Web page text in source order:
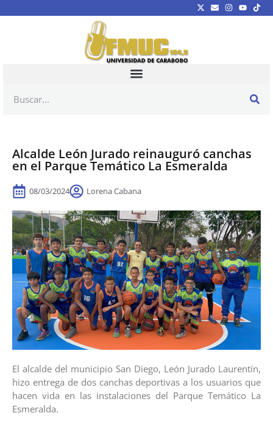
Alcalde León Jurado reinauguró canchas
en el Parque Temático La Esmeralda
08/03/2024 Lorena Cabana
El alcalde del municipio San Diego, León Jurado Laurentín,
hizo entrega de dos canchas deportivas a los usuarios que
hacen vida en las instalaciones del Parque Temático La
Esmeralda.